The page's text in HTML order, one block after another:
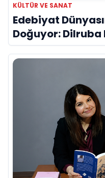
KÜLTÜR VE SANAT
Edebiyat
Doğuyor: Dilruba
Evreni ‘AVENOİR’